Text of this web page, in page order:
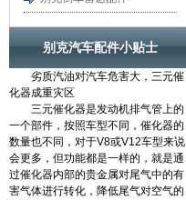
别克汽车配件小贴士
劣质汽油对汽车危害大，三元催
化器成重灾区
三元催化器是发动机排气管上的
一个部件，按照车型不同，催化器的
数量也不同，对于V8或V12车型来说
会更多，但功能都是一样的，就是通
过催化器内部的贵金属对尾气中的有
害气体进行转化，降低尾气对空气的